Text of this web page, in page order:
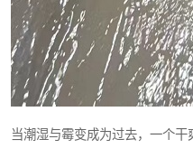
当潮湿与霉变成为过去，一个